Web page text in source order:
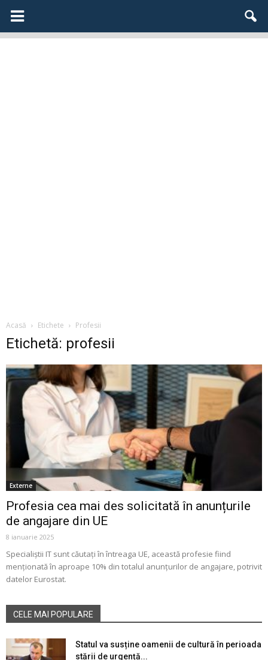
Acasă Etichete Profesii
Etichetă: profesii
Externe
Profesia cea mai des solicitată în anunțurile
de angajare din UE
8 ianuarie 2025
Specialiștii IT sunt căutați în întreaga UE, această profesie fiind
menționată în aproape 10% din totalul anunțurilor de angajare, potrivit
datelor Eurostat.
CELE MAI POPULARE
Statul va susține oamenii de cultură în perioada
stării de urgență...